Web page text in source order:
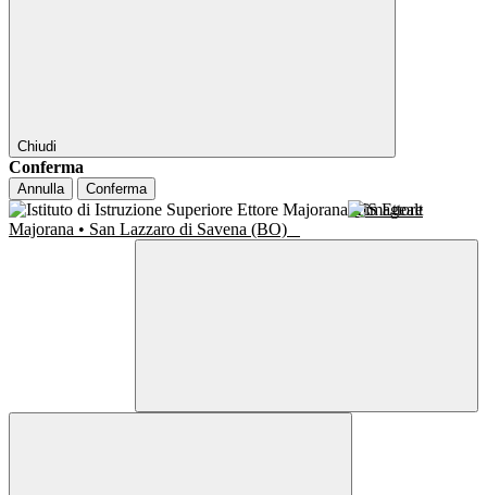
Chiudi
Conferma
Annulla Conferma
IIS Ettore
Majorana • San Lazzaro di Savena (BO)